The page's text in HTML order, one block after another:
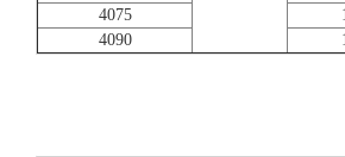
4075
4090
Unit：